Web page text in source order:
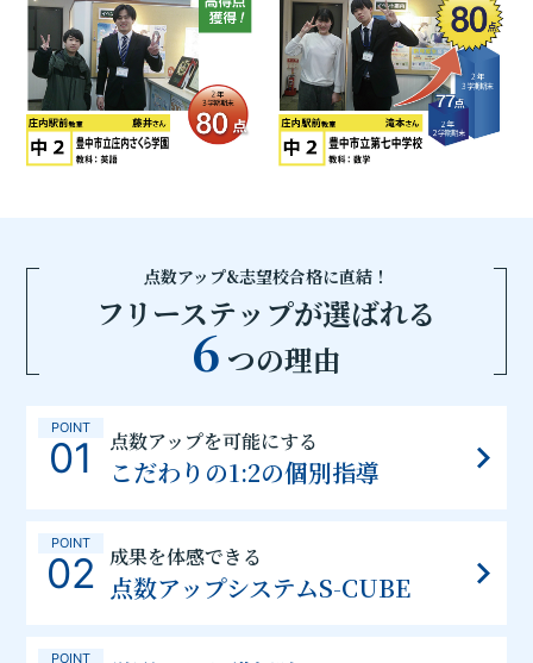
点数アップ&志望校合格に直結！
フリーステップが選ばれる
6 つの理由
POINT
01 点数アップを可能にする
こだわりの1:2の個別指導
POINT
02 成果を体感できる
点数アップシステムS-CUBE
POINT